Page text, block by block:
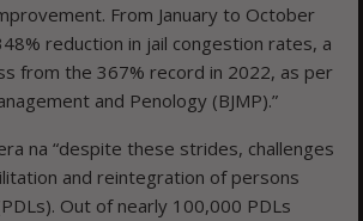
From January to October
reduction in jail congestion rates, a
from the 367% record in 2022, as per
and Penology (BJMP).”
na “despite these strides, challenges
and reintegration of persons
Out of nearly 100,000 PDLs